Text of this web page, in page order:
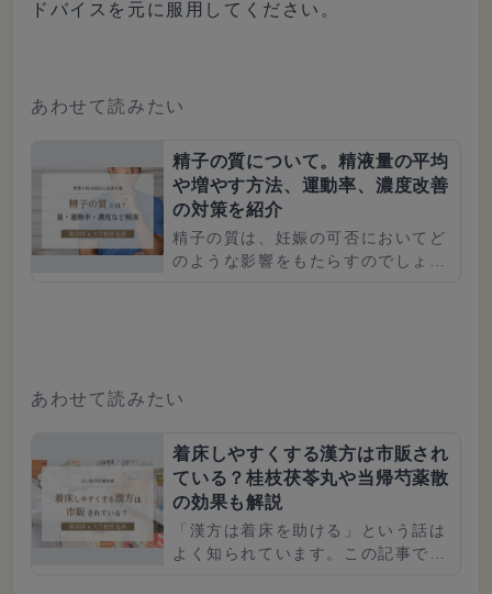
ドバイスを元に服用してください。
あわせて読みたい
精子の質について。精液量の平均
や増やす方法、運動率、濃度改善
の対策を紹介
精子の質は、妊娠の可否においてど
のような影響をもたらすのでしょう
あわせて読みたい
着床しやすくする漢方は市販され
ている？桂枝茯苓丸や当帰芍薬散
の効果も解説
「漢方は着床を助ける」という話は
よく知られています。この記事で